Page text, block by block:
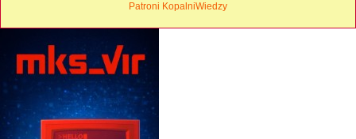
Patroni KopalniWiedzy